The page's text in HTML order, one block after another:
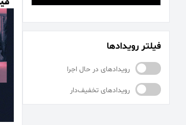
فیلتر رویدادها
رویدادهای در حال اجرا
رویدادهای تخفیف‌دار